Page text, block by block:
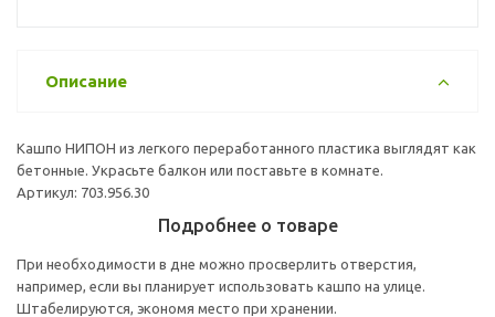
Описание
Кашпо НИПОН из легкого переработанного пластика выглядят как
бетонные. Украсьте балкон или поставьте в комнате.
Артикул: 703.956.30
Подробнее о товаре
При необходимости в дне можно просверлить отверстия,
например, если вы планирует использовать кашпо на улице.
Штабелируются, экономя место при хранении.